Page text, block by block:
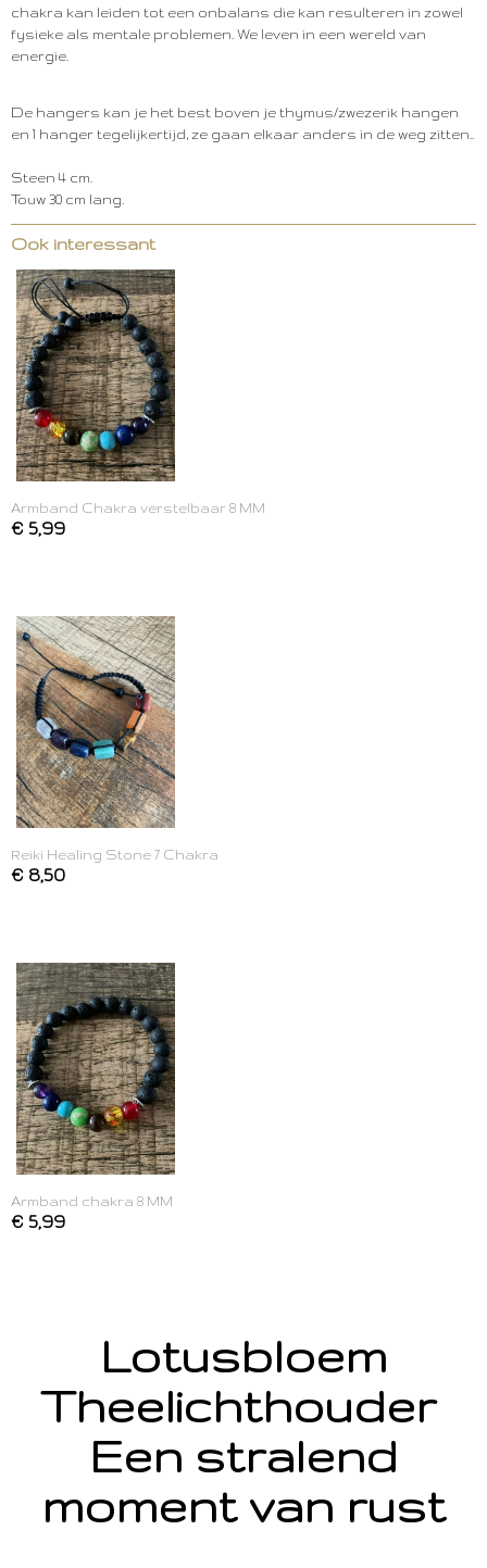
chakra kan leiden tot een onbalans die kan resulteren in zowel
fysieke als mentale problemen. We leven in een wereld van
energie.
De hangers kan je het best boven je thymus/zwezerik hangen
en 1 hanger tegelijkertijd, ze gaan elkaar anders in de weg zitten..
Steen 4 cm.
Touw 30 cm lang.
Ook interessant
Armband Chakra verstelbaar 8 MM
€ 5,99
Reiki Healing Stone 7 Chakra
€ 8,50
Armband chakra 8 MM
€ 5,99
Lotusbloem
Theelichthouder
Een stralend
moment van rust